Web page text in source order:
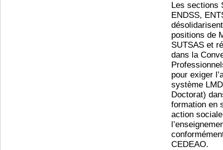
Les sections
ENDSS,
positions de
SUTSAS et
dans la
pour exiger
système
Doctorat)
formation en
action
CEDEAO.